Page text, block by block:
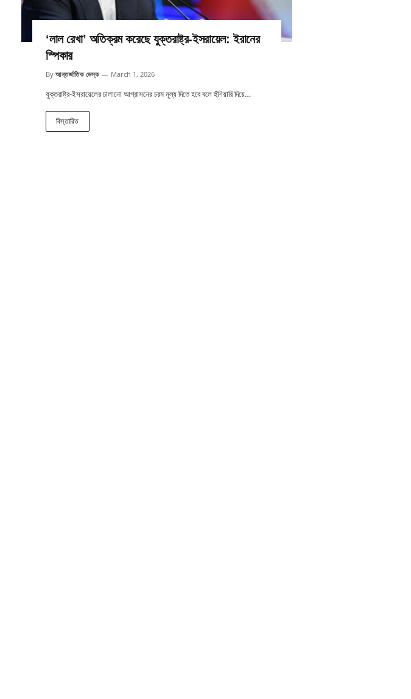
‘লাল রেখা’ অতিক্রম করেছে যুক্তরাষ্ট্র-ইসরায়েল: ইরানের
স্পিকার
By আন্তর্জাতিক ডেস্ক March 1, 2026
যুক্তরাষ্ট্র-ইসরায়েলের চালানো আগ্রাসনের চরম মূল্য দিতে হবে বলে হুঁশিয়ারি দিয়ে…
বিস্তারিত